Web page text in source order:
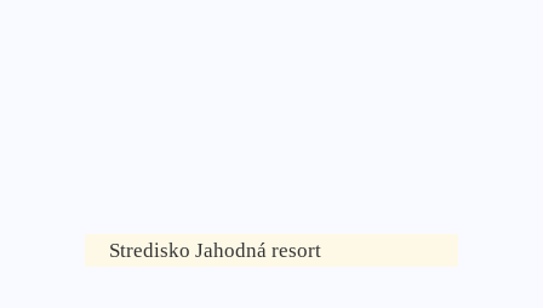
Stredisko Jahodná resort